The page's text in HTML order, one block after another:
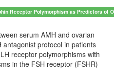
Receptor Polymorphism as Predictors of
serum AMH and ovarian
antagonist protocol in patients
receptor polymorphisms with
in the FSH receptor (FSHR)